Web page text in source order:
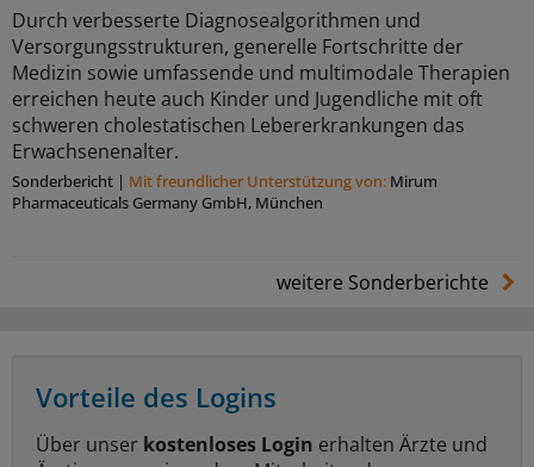
Durch verbesserte Diagnosealgorithmen und
Versorgungsstrukturen, generelle Fortschritte der
Medizin sowie umfassende und multimodale Therapien
erreichen heute auch Kinder und Jugendliche mit oft
schweren cholestatischen Lebererkrankungen das
Erwachsenenalter.
Sonderbericht | Mit freundlicher Unterstützung von: Mirum
Pharmaceuticals Germany GmbH, München
weitere Sonderberichte
Vorteile des Logins
Über unser kostenloses Login erhalten Ärzte und